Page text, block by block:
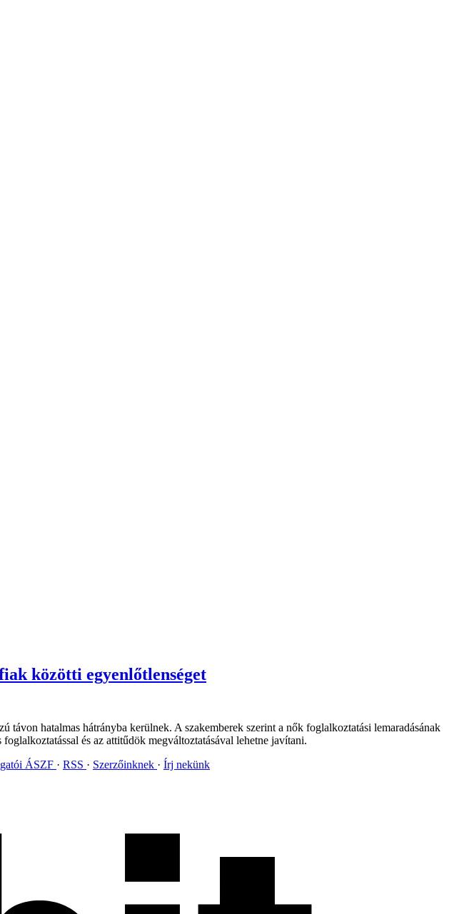
közötti egyenlőtlenséget
hatalmas hátrányba kerülnek. A szakemberek szerint a nők foglalkoztatási lemaradásának
és az attitűdök megváltoztatásával lehetne javítani.
ÁSZF RSS Szerzőinknek Írj nekünk